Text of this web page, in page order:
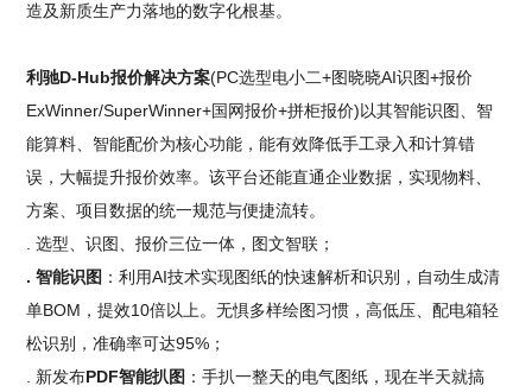
造及新质生产力落地的数字化根基。
利驰D-Hub报价解决方案(PC选型电小二+图晓晓AI识图+报价
ExWinner/SuperWinner+国网报价+拼柜报价)以其智能识图、智
能算料、智能配价为核心功能，能有效降低手工录入和计算错
误，大幅提升报价效率。该平台还能直通企业数据，实现物料、
方案、项目数据的统一规范与便捷流转。
. 选型、识图、报价三位一体，图文智联；
. 智能识图 ：利用AI技术实现图纸的快速解析和识别，自动生成清
单BOM，提效10倍以上。无惧多样绘图习惯，高低压、配电箱轻
松识别，准确率可达95%；
. 新发布PDF智能扒图 ：手扒一整天的电气图纸，现在半天就搞